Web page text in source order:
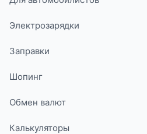
Электрозарядки
Заправки
Шопинг
Обмен валют
Калькуляторы